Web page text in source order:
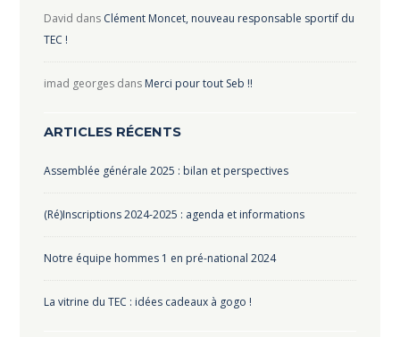
David dans Clément Moncet, nouveau responsable sportif du
TEC !
imad georgesdans Merci pour tout Seb !!
ARTICLES RÉCENTS
Assemblée générale 2025 : bilan et perspectives
(Ré)Inscriptions 2024-2025 : agenda et informations
Notre équipe hommes 1 en pré-national 2024
La vitrine du TEC : idées cadeaux à gogo !